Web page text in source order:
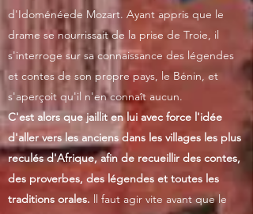
d'Idoménéede Mozart. Ayant appris que le
drame se nourrissait de la prise de Troie, il
s'interroge sur sa connaissance des légendes
et contes de son propre pays, le Bénin, et
s'aperçoit qu'il n'en connaît aucun.
C'est alors que jaillit en lui avec force l'idée
d'aller vers les anciens dans les villages les plus
reculés d'Afrique, afin de recueillir des contes,
des proverbes, des légendes et toutes les
traditions orales. ll faut agir vite avant que le